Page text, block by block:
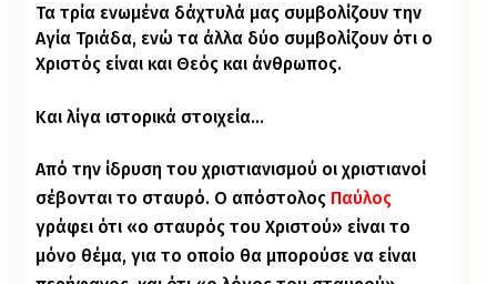
Τα τρία ενωμένα δάχτυλά μας συμβολίζουν την
Αγία Τριάδα, ενώ τα άλλα δύο συμβολίζουν ότι ο
Χριστός είναι και Θεός και άνθρωπος.
Και λίγα ιστορικά στοιχεία…
Από την ίδρυση του χριστιανισμού οι χριστιανοί
σέβονται το σταυρό. Ο απόστολος Παύλος
γράφει ότι «ο σταυρός του Χριστού» είναι το
μόνο θέμα, για το οποίο θα μπορούσε να είναι